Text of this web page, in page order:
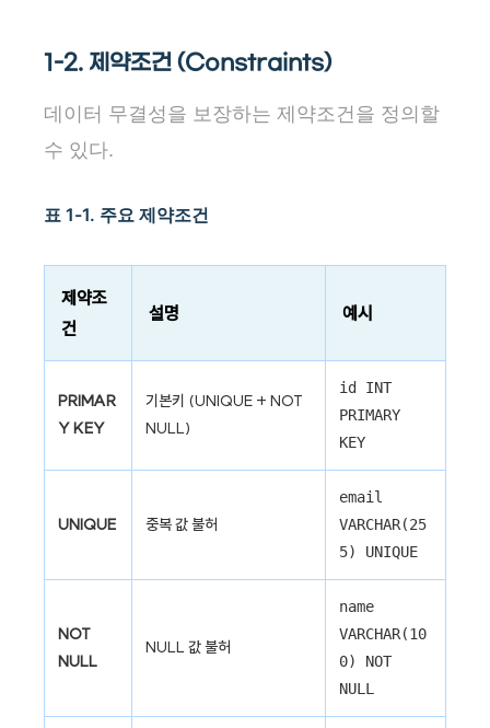
1-2. 제약조건 (Constraints)
데이터 무결성을 보장하는 제약조건을 정의할
수 있다.
표 1-1. 주요 제약조건
제약조
건
설명 예시
PRIMAR
Y KEY
기본키 (UNIQUE + NOT
NULL)
id INT
PRIMARY
KEY
UNIQUE 중복 값 불허
email
VARCHAR(25
5) UNIQUE
NOT
NULL
NULL 값 불허
name
VARCHAR(10
0) NOT
NULL